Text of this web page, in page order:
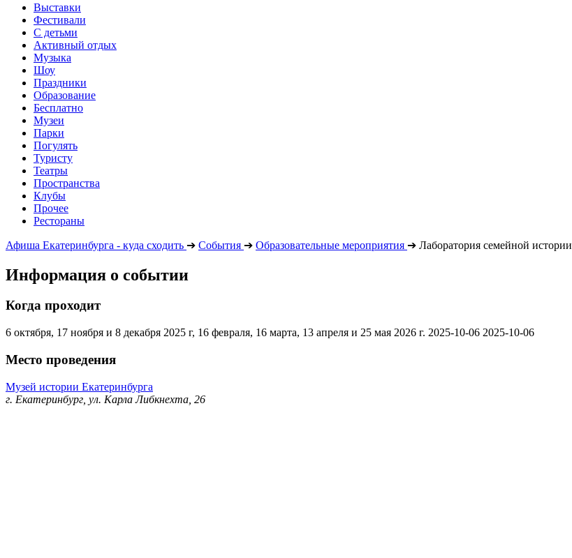
Выставки
Фестивали
С детьми
Активный отдых
Музыка
Шоу
Праздники
Образование
Бесплатно
Музеи
Парки
Погулять
Туристу
Театры
Пространства
Клубы
Прочее
Рестораны
Афиша Екатеринбурга - куда сходить ➔ События ➔ Образовательные мероприятия ➔ Лаборатория семейной истории
Информация о событии
Когда проходит
6 октября, 17 ноября и 8 декабря 2025 г, 16 февраля, 16 марта, 13 апреля и 25 мая 2026 г. 2025-10-06 2025-10-06
Место проведения
Музей истории Екатеринбурга
г. Екатеринбург, ул. Карла Либкнехта, 26